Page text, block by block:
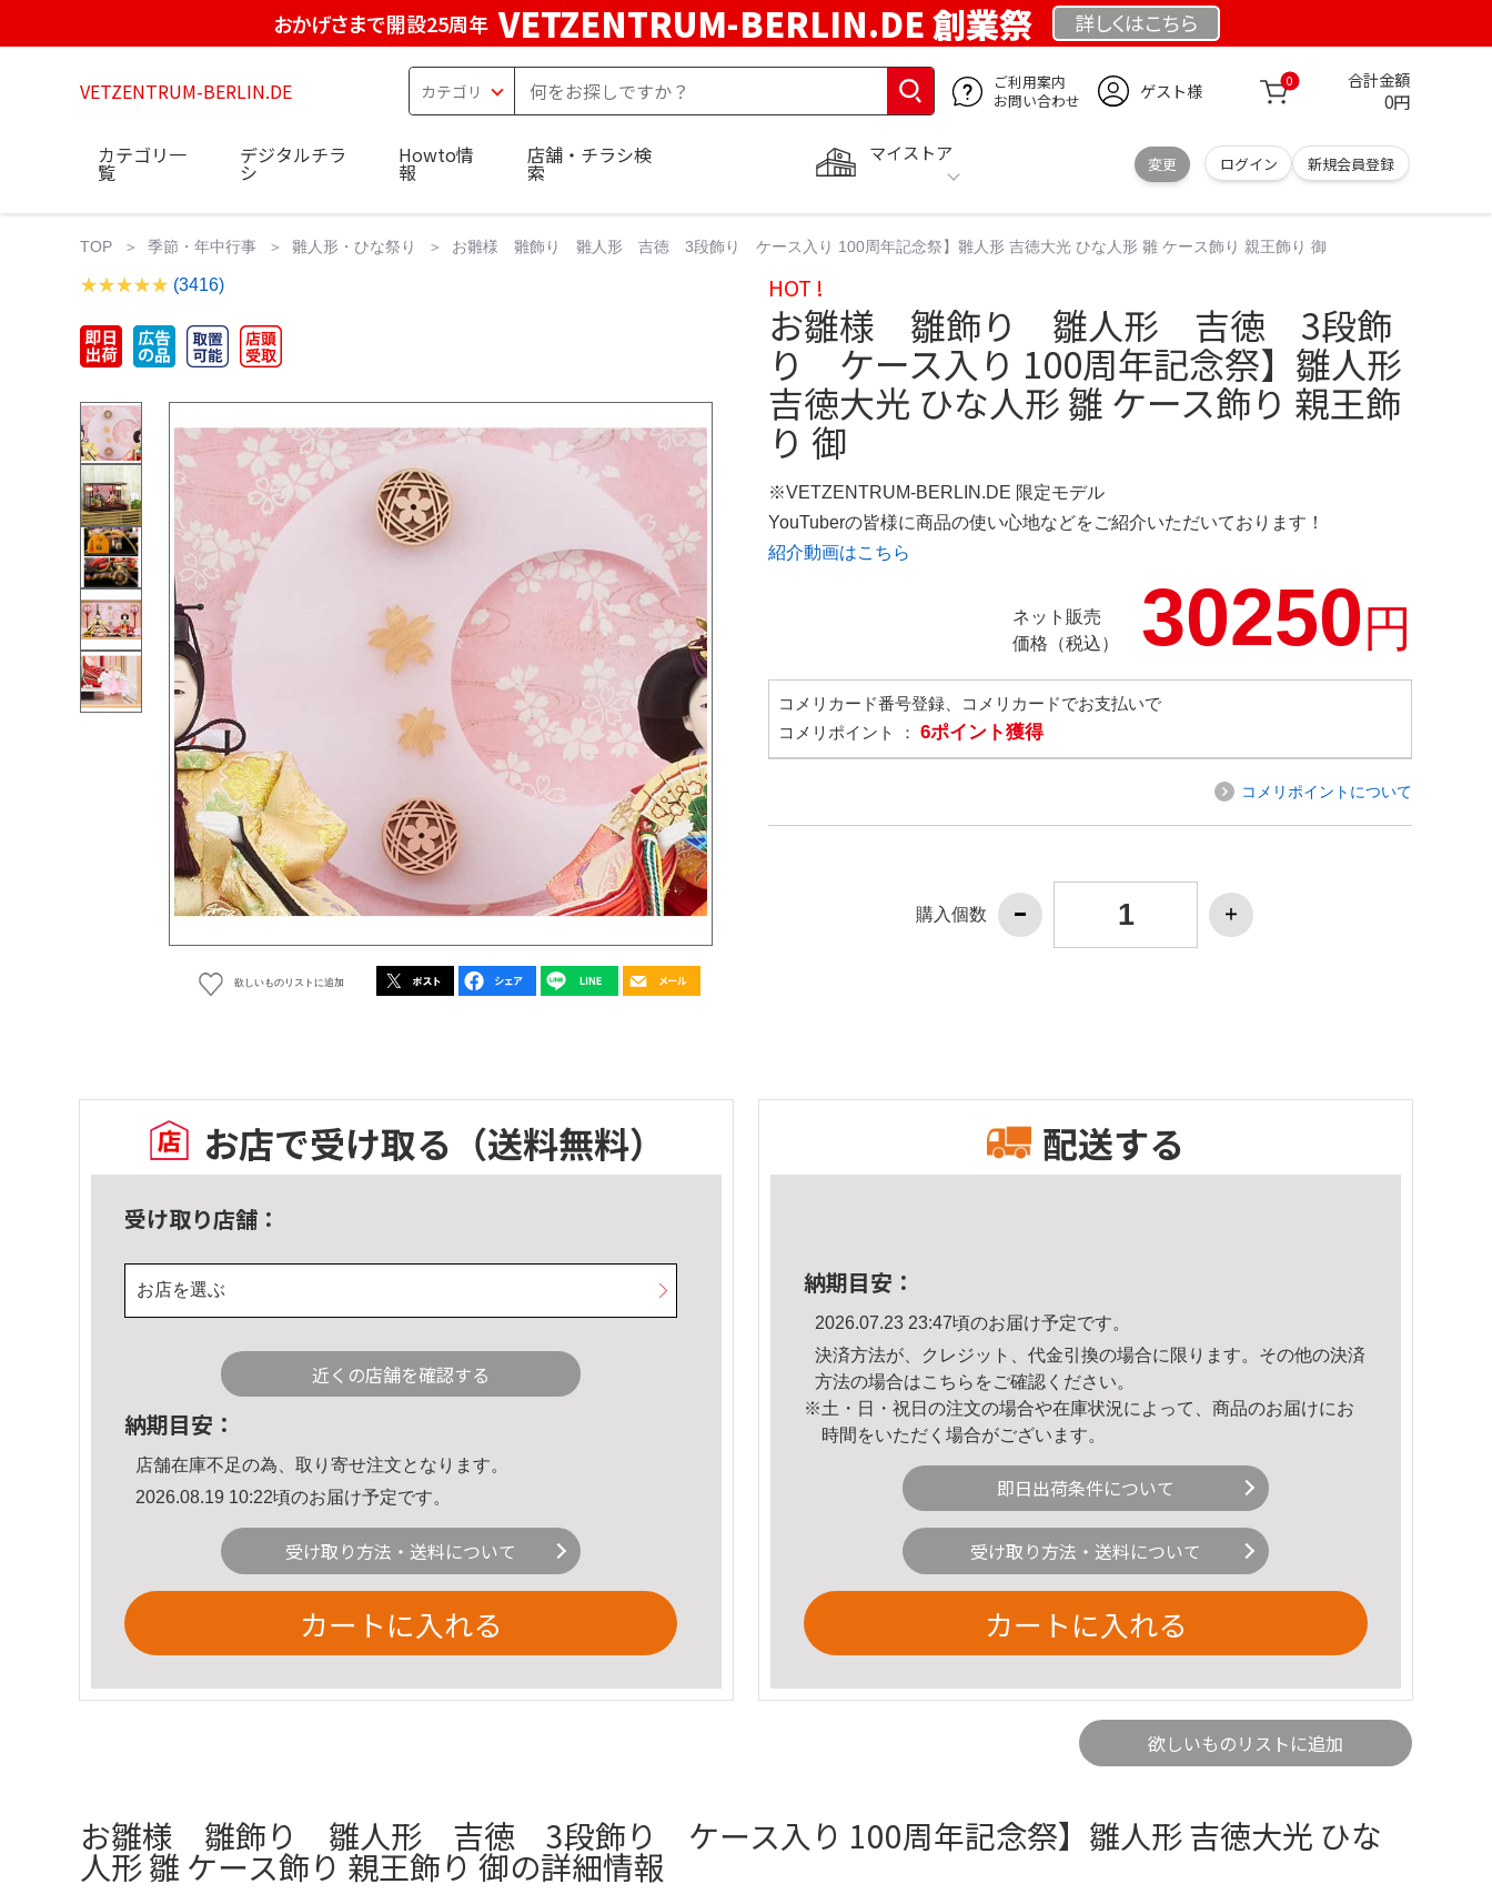
おかげさまで開設25周年 VETZENTRUM-BERLIN.DE 創業祭 詳しくはこちら
VETZENTRUM-BERLIN.DE
ご利用案内
お問い合わせ
ゲスト様 0 合計金額
0円
マイストア
変更 ログイン 新規会員登録
カテゴリ一
覧
デジタルチラ
シ
Howto情
報
店舗・チラシ検
索
TOP 季節・年中行事 雛人形・ひな祭り お雛様 雛飾り 雛人形 吉徳 3段飾り ケース入り 100周年記念祭】雛人形 吉徳大光 ひな人形 雛 ケース飾り 親王飾り 御
(3416)
欲しいものリストに追加
HOT !
お雛様 雛飾り 雛人形 吉徳 3段飾
り ケース入り 100周年記念祭】雛人形
吉徳大光 ひな人形 雛 ケース飾り 親王飾
り 御
※VETZENTRUM-BERLIN.DE 限定モデル
YouTuberの皆様に商品の使い心地などをご紹介いただいております！
紹介動画はこちら
ネット販売
価格（税込）
30250円
コメリカード番号登録、コメリカードでお支払いで
コメリポイント ： 6ポイント獲得
コメリポイントについて
購入個数
お店で受け取る （送料無料）
受け取り店舗：
お店を選ぶ
近くの店舗を確認する
納期目安：
店舗在庫不足の為、取り寄せ注文となります。
2026.08.19 10:22頃のお届け予定です。
受け取り方法・送料について
カートに入れる
配送する
納期目安：
2026.07.23 23:47頃のお届け予定です。
決済方法が、クレジット、代金引換の場合に限ります。その他の決済
方法の場合はこちら をご確認ください。
※土・日・祝日の注文の場合や在庫状況によって、商品のお届けにお
時間をいただく場合がございます。
即日出荷条件について
受け取り方法・送料について
カートに入れる
欲しいものリストに追加
お雛様 雛飾り 雛人形 吉徳 3段飾り ケース入り 100周年記念祭】雛人形 吉徳大光 ひな
人形 雛 ケース飾り 親王飾り 御の詳細情報